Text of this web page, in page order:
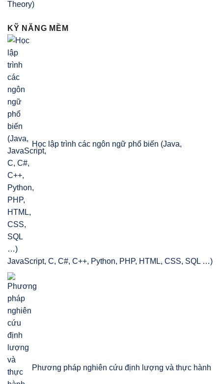
KỸ NĂNG MỀM
Học lập trình các ngôn ngữ phổ biến (Java,
JavaScript, C, C#, C++, Python, PHP, HTML, CSS, SQL …)
Phương pháp nghiên cứu định lượng và thực hành